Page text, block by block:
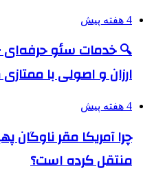
4 هفته پیش
ارزان و اصولی با
4 هفته پیش
چرا آمریکا مقر ناوگان
منتقل کرده است؟